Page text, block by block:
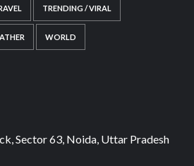
TRENDING / VIRAL
WORLD
Sector 63, Noida, Uttar Pradesh